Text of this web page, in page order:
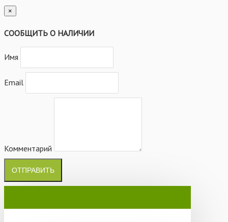
×
СООБЩИТЬ О НАЛИЧИИ
Имя
Email
Комментарий
ОТПРАВИТЬ